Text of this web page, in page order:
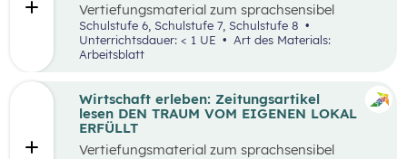
Vertiefungsmaterial zum sprachsensibel
aufbereiteten Zeitungsartikel “Lebenshilfe
verschickt fairen Kaffee aus Tansania”.
Schulstufe 6, Schulstufe 7, Schulstufe 8
Unterrichtsdauer: < 1 UE
Art des Materials:
Arbeitsblatt
Wirtschaft erleben: Zeitungsartikel
lesen DEN TRAUM VOM EIGENEN LOKAL
ERFÜLLT
Vertiefungsmaterial zum sprachsensibel